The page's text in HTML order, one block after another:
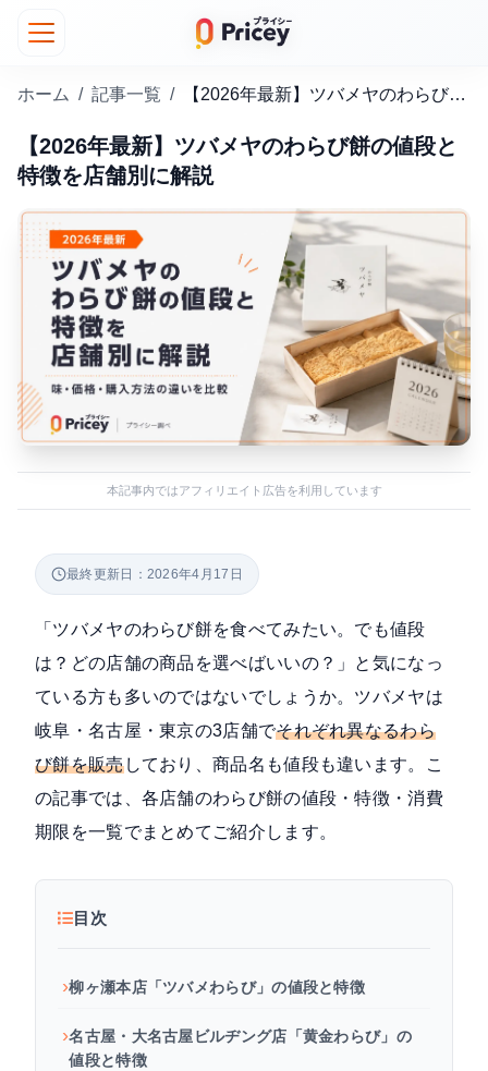
ホーム / 記事一覧 / 【2026年最新】ツバメヤのわらび餅の値段と特徴を店舗別に解説
【2026年最新】ツバメヤのわらび餅の値段と
特徴を店舗別に解説
本記事内ではアフィリエイト広告を利用しています
最終更新日：2026年4月17日
「ツバメヤのわらび餅を食べてみたい。でも値段
は？どの店舗の商品を選べばいいの？」と気になっ
ている方も多いのではないでしょうか。ツバメヤは
岐阜・名古屋・東京の3店舗でそれぞれ異なるわら
び餅を販売しており、商品名も値段も違います。こ
の記事では、各店舗のわらび餅の値段・特徴・消費
期限を一覧でまとめてご紹介します。
目次
柳ヶ瀬本店「ツバメわらび」の値段と特徴
名古屋・大名古屋ビルヂング店「黄金わらび」の
値段と特徴